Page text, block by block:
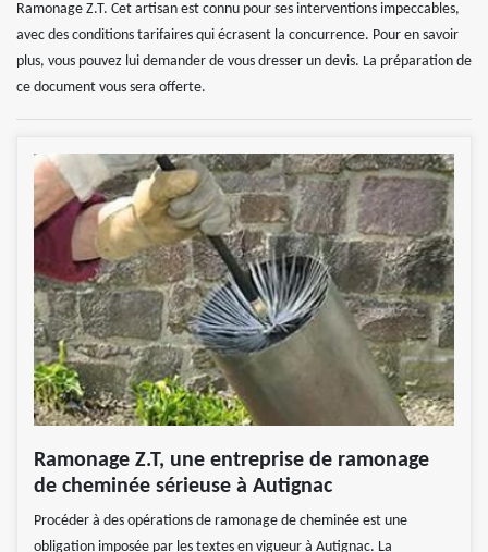
Ramonage Z.T. Cet artisan est connu pour ses interventions impeccables,
avec des conditions tarifaires qui écrasent la concurrence. Pour en savoir
plus, vous pouvez lui demander de vous dresser un devis. La préparation de
ce document vous sera offerte.
Ramonage Z.T, une entreprise de ramonage
de cheminée sérieuse à Autignac
Procéder à des opérations de ramonage de cheminée est une
obligation imposée par les textes en vigueur à Autignac. La